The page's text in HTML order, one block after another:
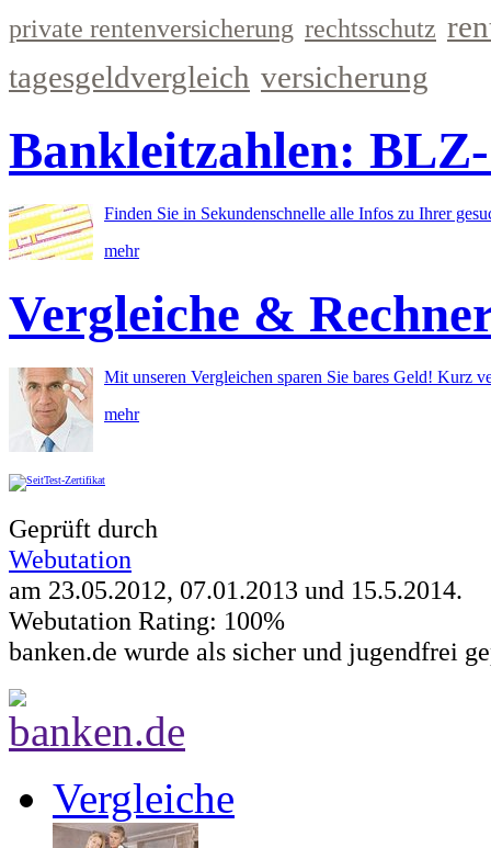
private rentenversicherung rechtsschutz
tagesgeldvergleich versicherung
Bankleitzahlen: BLZ-
Finden Sie in Sekundenschnelle alle Infos zu Ihrer
mehr
Vergleiche &
Mit unseren Vergleichen sparen Sie bares Geld! Kurz
mehr
Geprüft durch
Webutation
am 23.05.2012, 07.01.2013 und 15.5.2014.
Webutation Rating: 100%
banken.de wurde als sicher und jugendfrei
Vergleiche